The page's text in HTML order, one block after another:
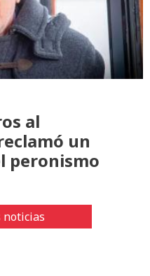
al
un
peronismo
noticias